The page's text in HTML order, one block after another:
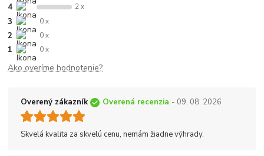
4 2 x
3 0 x
2 0 x
1 0 x
Ako overíme hodnotenie?
Overený zákazník Overená recenzia - 09. 08. 2026
Skvelá kvalita za skvelú cenu, nemám žiadne výhrady.